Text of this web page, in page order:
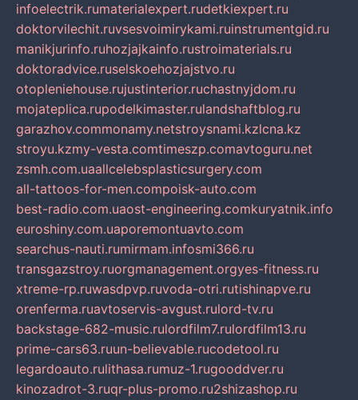
infoelectrik.rumaterialexpert.rudetkiexpert.ru
doktorvilechit.ruvsesvoimirykami.ruinstrumentgid.ru
manikjurinfo.ruhozjajkainfo.rustroimaterials.ru
doktoradvice.ruselskoehozjajstvo.ru
otopleniehouse.rujustinterior.ruchastnyjdom.ru
mojateplica.rupodelkimaster.rulandshaftblog.ru
garazhov.commonamy.netstroysnami.kzlcna.kz
stroyu.kzmy-vesta.comtimeszp.comavtoguru.net
zsmh.com.uaallcelebsplasticsurgery.com
all-tattoos-for-men.compoisk-auto.com
best-radio.com.uaost-engineering.comkuryatnik.info
euroshiny.com.uaporemontuavto.com
searchus-nauti.rumirmam.infosmi366.ru
transgazstroy.ruorgmanagement.orgyes-fitness.ru
xtreme-rp.ruwasdpvp.ruvoda-otri.rutishinapve.ru
orenferma.ruavtoservis-avgust.rulord-tv.ru
backstage-682-music.rulordfilm7.rulordfilm13.ru
prime-cars63.ruun-believable.rucodetool.ru
legardoauto.rulithasa.rumuz-1.rugooddver.ru
kinozadrot-3.ruqr-plus-promo.ru2shizashop.ru